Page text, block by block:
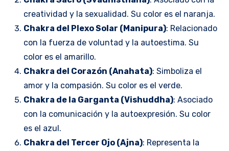
creatividad y la sexualidad. Su color es el naranja.
Chakra del Plexo Solar (Manipura): Relacionado
con la fuerza de voluntad y la autoestima. Su
color es el amarillo.
Chakra del Corazón (Anahata): Simboliza el
amor y la compasión. Su color es el verde.
Chakra de la Garganta (Vishuddha): Asociado
con la comunicación y la autoexpresión. Su color
es el azul.
Chakra del Tercer Ojo (Ajna): Representa la